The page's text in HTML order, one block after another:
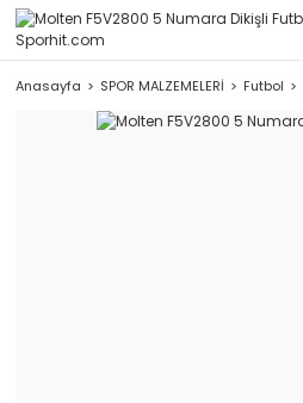
Anasayfa SPOR MALZEMELERİ Futbol